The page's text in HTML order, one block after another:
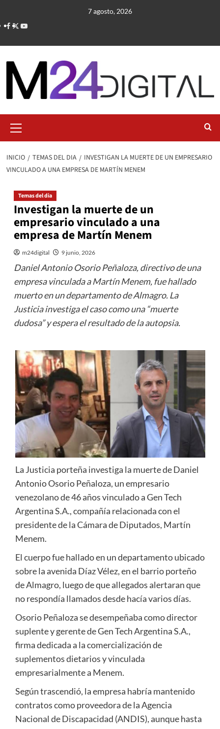
contenido
7 agosto, 2026
primario
INICIO TEMAS DEL DIA
INVESTIGAN LA MUERTE DE UN EMPRESARIO
VINCULADO A UNA EMPRESA DE MARTÍN MENEM
Temas del dia
Investigan la muerte de un
empresario vinculado a una
empresa de Martín Menem
m24digital 9 junio, 2026
Daniel Antonio Osorio Peñaloza, directivo de una
empresa vinculada a Martín Menem, fue hallado
muerto en un departamento de Almagro. La
Justicia investiga el caso como una “muerte
dudosa” y espera el resultado de la autopsia.
La Justicia porteña investiga la muerte de Daniel
Antonio Osorio Peñaloza, un empresario
venezolano de 46 años vinculado a Gen Tech
Argentina S.A., compañía relacionada con el
presidente de la Cámara de Diputados, Martín
Menem.
El cuerpo fue hallado en un departamento ubicado
sobre la avenida Díaz Vélez, en el barrio porteño
de Almagro, luego de que allegados alertaran que
no respondía llamados desde hacía varios días.
Osorio Peñaloza se desempeñaba como director
suplente y gerente de Gen Tech Argentina S.A.,
firma dedicada a la comercialización de
suplementos dietarios y vinculada
empresarialmente a Menem.
Según trascendió, la empresa habría mantenido
contratos como proveedora de la Agencia
Nacional de Discapacidad (ANDIS), aunque hasta